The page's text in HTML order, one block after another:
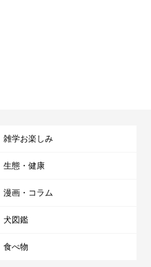
雑学お楽しみ
生態・健康
漫画・コラム
犬図鑑
食べ物